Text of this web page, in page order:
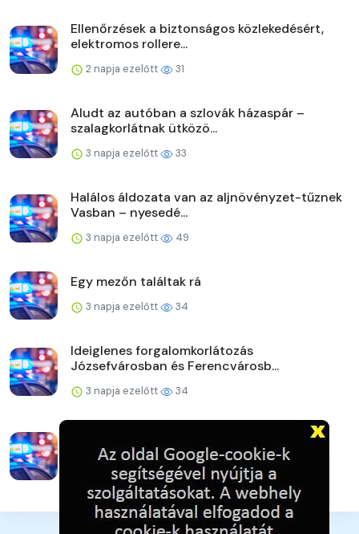
Ellenőrzések a biztonságos közlekedésért,
elektromos rollere...
2 napja ezelőtt 31
Aludt az autóban a szlovák házaspár –
szalagkorlátnak ütközö...
3 napja ezelőtt 33
Halálos áldozata van az aljnövényzet-tűznek
Vasban – nyesedé...
3 napja ezelőtt 49
Egy mezőn találtak rá
3 napja ezelőtt 34
Ideiglenes forgalomkorlátozás
Józsefvárosban és Ferencvárosb...
3 napja ezelőtt 34
vármegyében is!
3 napja ezelőtt 36